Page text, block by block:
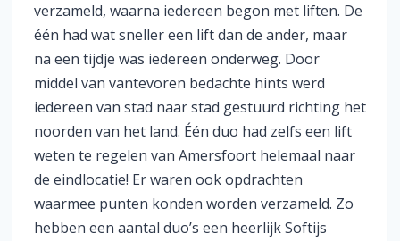
verzameld, waarna iedereen begon met liften. De
één had wat sneller een lift dan de ander, maar
na een tijdje was iedereen onderweg. Door
middel van vantevoren bedachte hints werd
iedereen van stad naar stad gestuurd richting het
noorden van het land. Één duo had zelfs een lift
weten te regelen van Amersfoort helemaal naar
de eindlocatie! Er waren ook opdrachten
waarmee punten konden worden verzameld. Zo
hebben een aantal duo’s een heerlijk Softijs